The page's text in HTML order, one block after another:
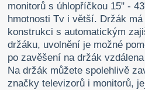
monitorů s úhlopříčkou 15" -
hmotnosti Tv i větší. Držák
konstrukci s automatickým
držáku, uvolnění je možné
po zavěšení na držák
Na držák můžete spolehlivě
značky televizorů i monitorů,